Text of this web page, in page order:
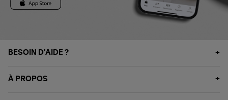
BESOIN D'AIDE ?
À PROPOS